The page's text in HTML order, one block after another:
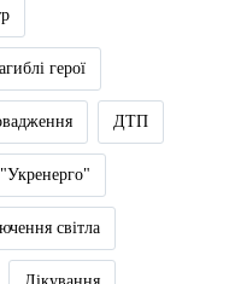
герої
ДТП
світла